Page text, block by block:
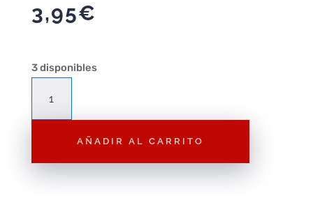
3,95€
3 disponibles
Redondo
Batman
AÑADIR AL CARRITO